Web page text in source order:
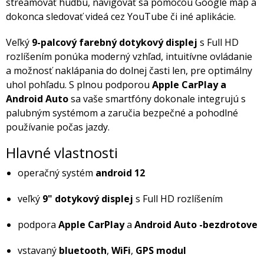
dokonca sledovať videá cez YouTube či iné aplikácie.
Veľký 9-palcový farebný dotykový displej s Full HD
rozlíšením ponúka moderný vzhľad, intuitívne ovládanie
a možnosť naklápania do dolnej časti len, pre optimálny
uhol pohľadu. S plnou podporou Apple CarPlay a
Android Autosa vaše smartfóny dokonale integrujú s
palubným systémom a zaručia bezpečné a pohodlné
používanie počas jazdy.
Hlavné vlastnosti
operačný systém android 12
veľký 9" dotykový displej s Full HD rozlíšením
podpora Apple CarPlaya Android Auto -bezdrotove
vstavaný bluetooth, WiFi, GPS modul